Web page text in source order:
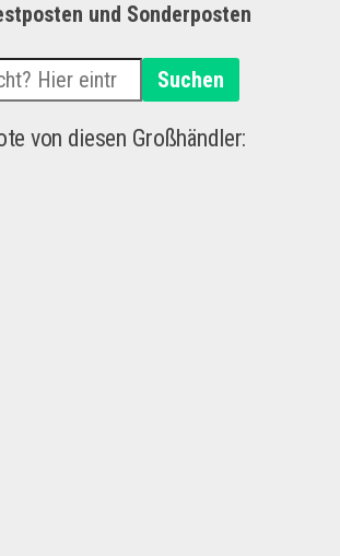
und Sonderposten
Suchen
von diesen Großhändler: